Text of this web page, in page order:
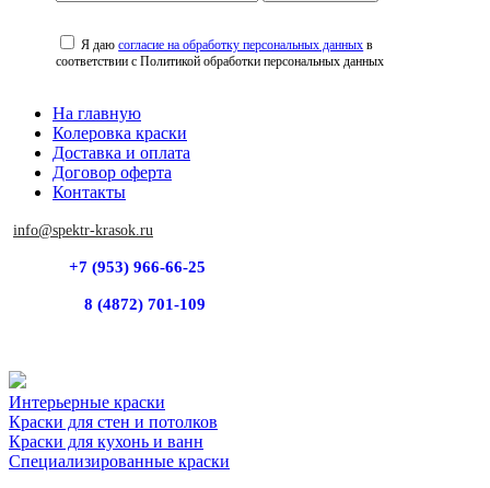
Я даюсогласие на обработку персональных данных в
соответствии с Политикой обработки персональных данных
На главную
Колеровка краски
Доставка и оплата
Договор оферта
Контакты
info@spektr-krasok.ru
+7 (953) 966-66-25
8 (4872) 701-109
Интерьерные краски
Краски для стен и потолков
Краски для кухонь и ванн
Специализированные краски